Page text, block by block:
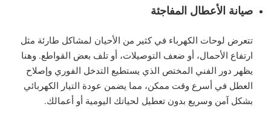
صيانة الأعطال المفاجئة
تتعرض لوحات الكهرباء في كثير من الأحيان لمشاكل طارئة مثل
ارتفاع الأحمال، أو ضعف التوصيلات، أو تلف بعض القواطع. وهنا
يظهر دور الفني المختص الذي يستطيع التدخل الفوري وإصلاح
العطل في أسرع وقت ممكن، مما يضمن عودة التيار الكهربائي
بشكل آمن وسريع بدون تعطيل لحياتك اليومية أو أعمالك.